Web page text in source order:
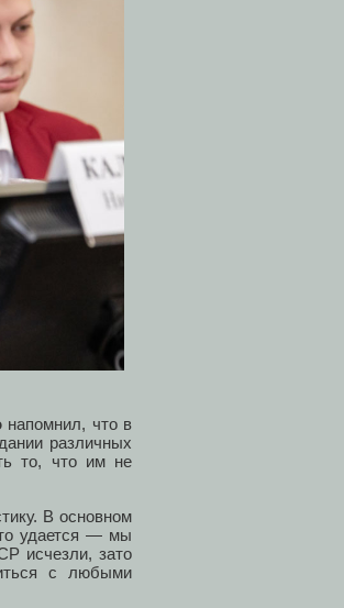
напомнил, что в
различных
то, что им не
В основном
удается — мы
исчезли, зато
с любыми